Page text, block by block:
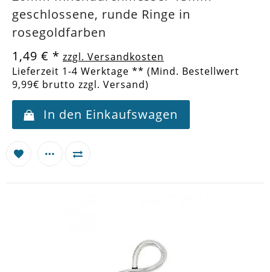
geschlossene, runde Ringe in
rosegoldfarben
1,49 € * zzgl. Versandkosten
Lieferzeit 1-4 Werktage ** (Mind. Bestellwert
9,99€ brutto zzgl. Versand)
In den Einkaufswagen